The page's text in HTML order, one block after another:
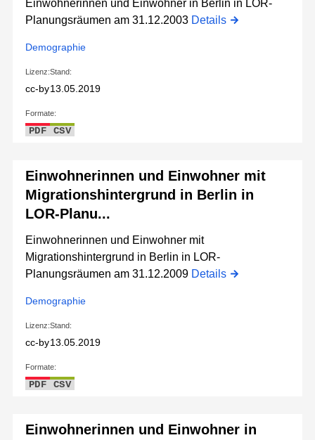
Einwohnerinnen und Einwohner in Berlin in LOR-
Planungsräumen am 31.12.2003 Details
Demographie
Lizenz:
cc-by
Stand:
13.05.2019
Formate:
PDF CSV
Einwohnerinnen und Einwohner mit
Migrationshintergrund in Berlin in
LOR-Planu...
Einwohnerinnen und Einwohner mit
Migrationshintergrund in Berlin in LOR-
Planungsräumen am 31.12.2009 Details
Demographie
Lizenz:
cc-by
Stand:
13.05.2019
Formate:
PDF CSV
Einwohnerinnen und Einwohner in